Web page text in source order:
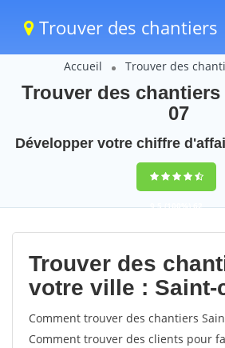
Trouver des chantiers
Accueil Trouver des
Trouver des
07
Développer votre chiffre
9,5(100%)62
votes
Trouver des
votre ville : Saint-
Comment trouver des chantiers
Comment trouver des clients pour